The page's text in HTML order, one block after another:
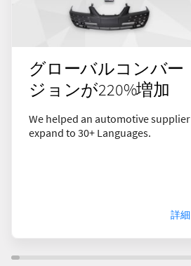
グローバルコンバー
ジョンが220%増加
We helped an automotive supplier
expand to 30+ Languages.
詳細